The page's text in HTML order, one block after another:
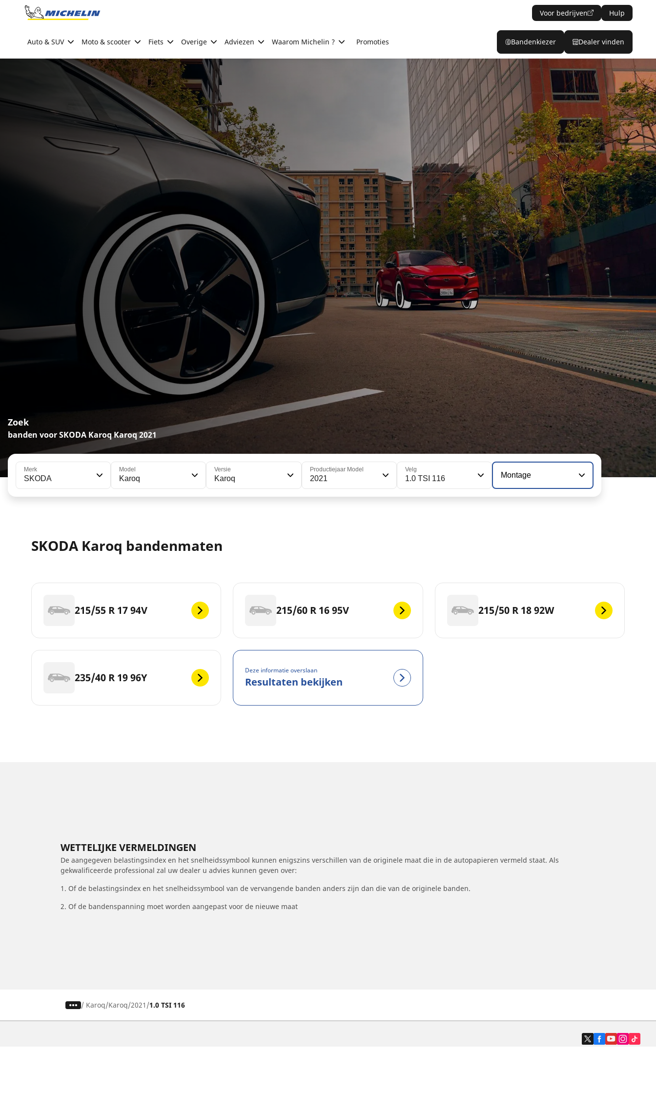
Go to page content
Voor bedrijven Hulp
Auto & SUV Moto & scooter Fiets Overige Adviezen Waarom Michelin ? Promoties Bandenkiezer Dealer vinden
Zoek
banden voor SKODA Karoq Karoq 2021
Merk
SKODA
Model
Karoq
Versie
Karoq
Productiejaar Model
2021
Velg
1.0 TSI 116 Montage
SKODA Karoq bandenmaten
215/55 R 17 94V 215/60 R 16 95V 215/50 R 18 92W
235/40 R 19 96Y
Deze informatie overslaan
Resultaten bekijken
WETTELIJKE VERMELDINGEN
De aangegeven belastingsindex en het snelheidssymbool kunnen enigszins verschillen van de originele maat die in de autopapieren vermeld staat. Als
gekwalificeerde professional zal uw dealer u advies kunnen geven over:
1. Of de belastingsindex en het snelheidssymbool van de vervangende banden anders zijn dan die van de originele banden.
2. Of de bandenspanning moet worden aangepast voor de nieuwe maat
/ Karoq Karoq 2021 1.0 TSI 116